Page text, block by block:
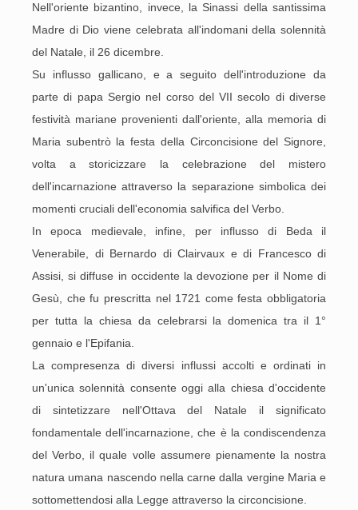
Nell'oriente bizantino, invece, la Sinassi della santissima
Madre di Dio viene celebrata all'indomani della solennità
del Natale, il 26 dicembre.
Su influsso gallicano, e a seguito dell'introduzione da
parte di papa Sergio nel corso del VII secolo di diverse
festività mariane provenienti dall'oriente, alla memoria di
Maria subentrò la festa della Circoncisione del Signore,
volta a storicizzare la celebrazione del mistero
dell'incarnazione attraverso la separazione simbolica dei
momenti cruciali dell'economia salvifica del Verbo.
In epoca medievale, infine, per influsso di Beda il
Venerabile, di Bernardo di Clairvaux e di Francesco di
Assisi, si diffuse in occidente la devozione per il Nome di
Gesù, che fu prescritta nel 1721 come festa obbligatoria
per tutta la chiesa da celebrarsi la domenica tra il 1°
gennaio e l'Epifania.
La compresenza di diversi influssi accolti e ordinati in
un'unica solennità consente oggi alla chiesa d'occidente
di sintetizzare nell'Ottava del Natale il significato
fondamentale dell'incarnazione, che è la condiscendenza
del Verbo, il quale volle assumere pienamente la nostra
natura umana nascendo nella carne dalla vergine Maria e
sottomettendosi alla Legge attraverso la circoncisione.